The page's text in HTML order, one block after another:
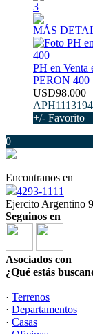
3
MÁS
PH en Venta
PERON 400
USD98.000
APH1113194
+/- Favorito
0
Encontranos en
4293-1111
Ejercito Argentino
Seguinos en
Asociados con
¿Qué estás
· Terrenos
· Departamentos
· Casas